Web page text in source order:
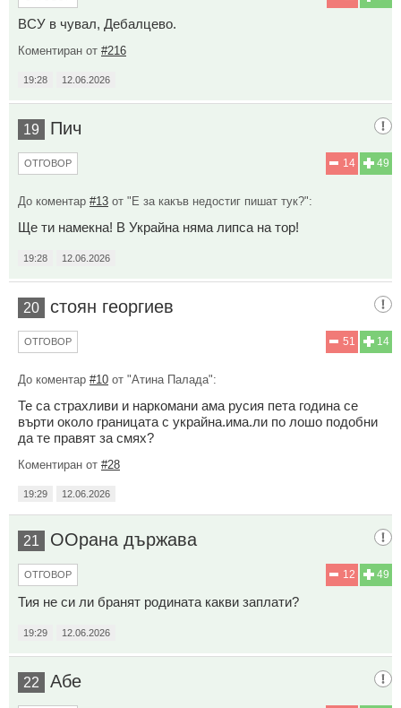
ВСУ в чувал, Дебалцево.
Коментиран от #216
19:28 12.06.2026
19 Пич
49
14
ОТГОВОР
До коментар #13 от "Е за какъв недостиг пишат тук?":
Ще ти намекна! В Украйна няма липса на тор!
19:28 12.06.2026
20 стоян георгиев
14
51
ОТГОВОР
До коментар #10 от "Атина Палада":
Те са страхливи и наркомани ама русия пета година се
върти около границата с украйна.има.ли по лошо подобни
да те правят за смях?
Коментиран от #28
19:29 12.06.2026
21 ООрана държава
49
12
ОТГОВОР
Тия не си ли бранят родината какви заплати?
19:29 12.06.2026
22 Абе